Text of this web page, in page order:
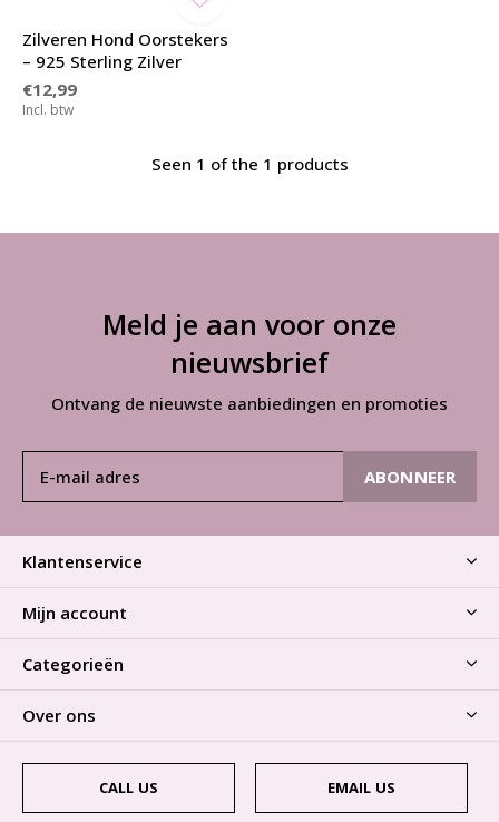
Zilveren Hond Oorstekers
– 925 Sterling Zilver
€12,99
Incl. btw
Seen 1 of the 1 products
Meld je aan voor onze
nieuwsbrief
Ontvang de nieuwste aanbiedingen en promoties
ABONNEER
Klantenservice
Mijn account
Categorieën
Over ons
CALL US EMAIL US